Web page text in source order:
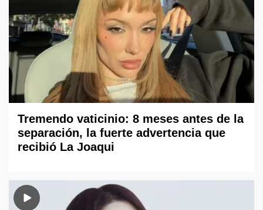
Tremendo vaticinio: 8 meses antes de la
separación, la fuerte advertencia que
recibió La Joaqui